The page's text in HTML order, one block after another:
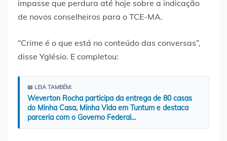
impasse que perdura até hoje sobre a indicação
de novos conselheiros para o TCE-MA.
“Crime é o que está no conteúdo das conversas”,
disse Yglésio. E completou:
📖 LEIA TAMBÉM:
Weverton Rocha participa da entrega de 80 casas
do Minha Casa, Minha Vida em Tuntum e destaca
parceria com o Governo Federal…